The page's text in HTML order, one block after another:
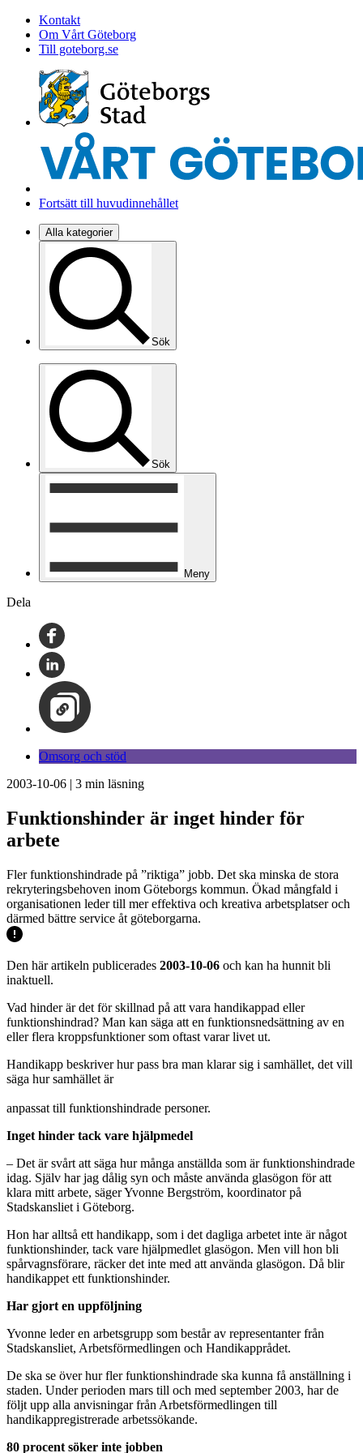
Kontakt
Om Vårt Göteborg
Till goteborg.se
Fortsätt till huvudinnehållet
Alla kategorier
Sök
Sök
Meny
Dela
Omsorg och stöd
2003-10-06 | 3 min läsning
Funktionshinder är inget hinder för
arbete
Fler funktionshindrade på ”riktiga” jobb. Det ska minska de stora
rekryteringsbehoven inom Göteborgs kommun. Ökad mångfald i
organisationen leder till mer effektiva och kreativa arbetsplatser och
därmed bättre service åt göteborgarna.
Den här artikeln publicerades 2003-10-06 och kan ha hunnit bli
inaktuell.
Vad hinder är det för skillnad på att vara handikappad eller
funktionshindrad? Man kan säga att en funktionsnedsättning av en
eller flera kroppsfunktioner som oftast varar livet ut.
Handikapp beskriver hur pass bra man klarar sig i samhället, det vill
säga hur samhället är
anpassat till funktionshindrade personer.
Inget hinder tack vare hjälpmedel
– Det är svårt att säga hur många anställda som är funktionshindrade
idag. Själv har jag dålig syn och måste använda glasögon för att
klara mitt arbete, säger Yvonne Bergström, koordinator på
Stadskansliet i Göteborg.
Hon har alltså ett handikapp, som i det dagliga arbetet inte är något
funktionshinder, tack vare hjälpmedlet glasögon. Men vill hon bli
spårvagnsförare, räcker det inte med att använda glasögon. Då blir
handikappet ett funktionshinder.
Har gjort en uppföljning
Yvonne leder en arbetsgrupp som består av representanter från
Stadskansliet, Arbetsförmedlingen och Handikapprådet.
De ska se över hur fler funktionshindrade ska kunna få anställning i
staden. Under perioden mars till och med september 2003, har de
följt upp alla anvisningar från Arbetsförmedlingen till
handikappregistrerade arbetssökande.
80 procent söker inte jobben